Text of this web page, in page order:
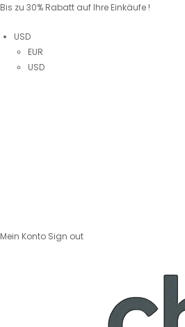
Bis zu 30% Rabatt auf Ihre Einkäufe !
USD
EUR
USD
Mein Konto Sign out